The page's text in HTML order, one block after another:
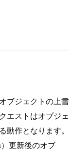
ブジェクトの上書
エストはオブジェ
動作となります。
更新後のオブ